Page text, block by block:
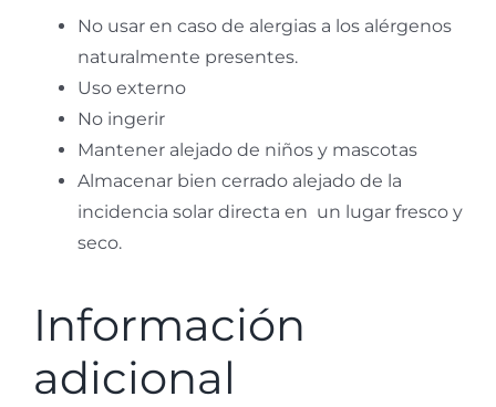
No usar en caso de alergias a los alérgenos
naturalmente presentes.
Uso externo
No ingerir
Mantener alejado de niños y mascotas
Almacenar bien cerrado alejado de la
incidencia solar directa en un lugar fresco y
seco.
Información
adicional